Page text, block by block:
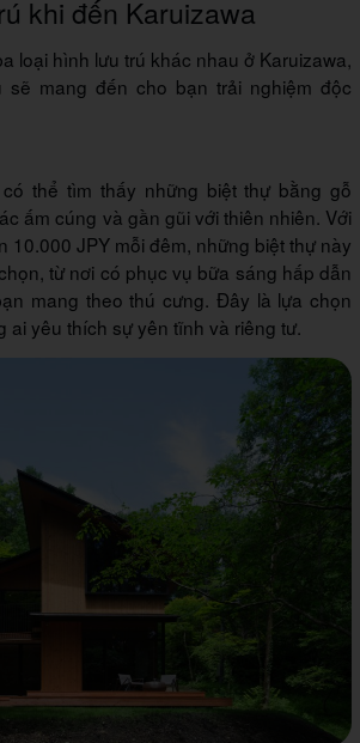
khi đến Karuizawa
loại hình lưu trú khác nhau ở Karuizawa,
sẽ mang đến cho bạn trải nghiệm độc
có thể tìm thấy những biệt thự bằng gỗ
ấm cúng và gần gũi với thiên nhiên. Với
10.000 JPY mỗi đêm, những biệt thự này
từ nơi có phục vụ bữa sáng hấp dẫn
mang theo thú cưng. Đây là lựa chọn
ai yêu thích sự yên tĩnh và riêng tư.